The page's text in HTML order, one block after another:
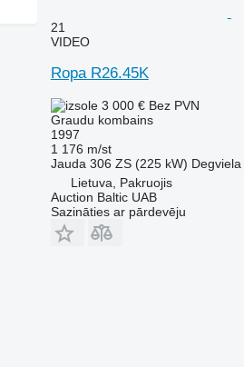
21
VIDEO
Ropa R26.45K
3 000 € Bez PVN
Graudu kombains
1997
1 176 m/st
Jauda 306 ZS (225 kW) Degviela
Lietuva, Pakruojis
Auction Baltic UAB
Sazināties ar pārdevēju